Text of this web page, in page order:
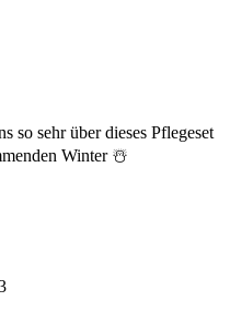
so sehr über dieses Pflegeset
Winter ☃️